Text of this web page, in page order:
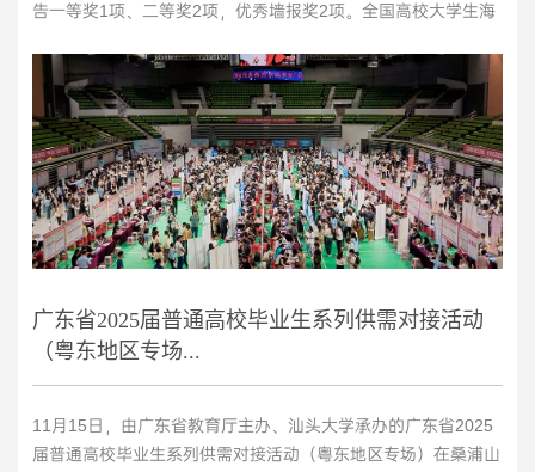
告一等奖1项、二等奖2项，优秀墙报奖2项。全国高校大学生海
会指导下举办，专注于海洋与化学领域，旨在促进学术交流、提
升大学生科技创新能力的重要活动。自2017年首届论坛在中国
海洋大学举办以来，... >>
广东省2025届普通高校毕业生系列供需对接活动
（粤东地区专场...
11月15日，由广东省教育厅主办、汕头大学承办的广东省2025
届普通高校毕业生系列供需对接活动（粤东地区专场）在桑浦山